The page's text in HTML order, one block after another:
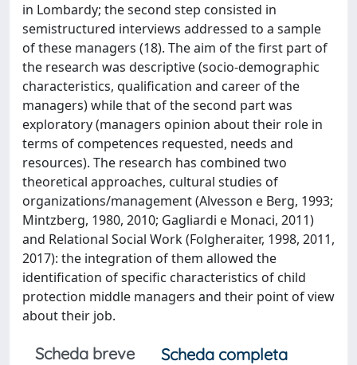
in Lombardy; the second step consisted in
semistructured interviews addressed to a sample
of these managers (18). The aim of the first part of
the research was descriptive (socio-demographic
characteristics, qualification and career of the
managers) while that of the second part was
exploratory (managers opinion about their role in
terms of competences requested, needs and
resources). The research has combined two
theoretical approaches, cultural studies of
organizations/management (Alvesson e Berg, 1993;
Mintzberg, 1980, 2010; Gagliardi e Monaci, 2011)
and Relational Social Work (Folgheraiter, 1998, 2011,
2017): the integration of them allowed the
identification of specific characteristics of child
protection middle managers and their point of view
about their job.
Scheda breve
Scheda completa